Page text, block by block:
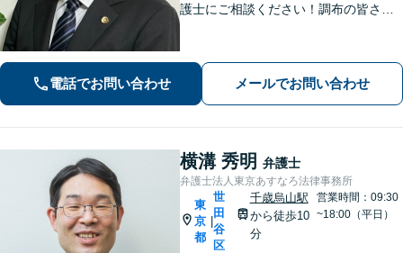
護士にご相談ください！調布の皆さま
とでも大丈夫ですので、まずはご相談
ください【柴崎駅3分】【出張相談も
可】
電話でお問い合わせ メールでお問い合わせ
横溝 秀明 弁護士
弁護士法人東京あすなろ法律事務所
東
京
都
世
田
谷
区
千歳烏山駅
から徒歩10
分
営業時間：09:30
~18:00（平日）